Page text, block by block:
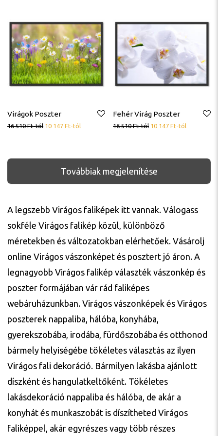
Virágok Poszter
16 510Ft-tól 10 147 Ft-tól
Fehér Virág Poszter
16 510Ft-tól 10 147 Ft-tól
Továbbiak megjelenítése
A legszebb Virágos faliképek itt vannak. Válogass
sokféle Virágos falikép közül, különböző
méretekben és változatokban elérhetőek. Vásárolj
online Virágos vászonképet és posztert jó áron. A
legnagyobb Virágos falikép választék vászonkép és
poszter formájában vár rád faliképes
webáruházunkban. Virágos vászonképek és Virágos
poszterek nappaliba, hálóba, konyhába,
gyerekszobába, irodába, fürdőszobába és otthonod
bármely helyiségébe tökéletes választás az ilyen
Virágos fali dekoráció. Bármilyen lakásba ajánlott
díszként és hangulatkeltőként. Tökéletes
lakásdekoráció nappaliba és hálóba, de akár a
konyhát és munkaszobát is díszítheted Virágos
faliképpel, akár egyrészes vagy több részes